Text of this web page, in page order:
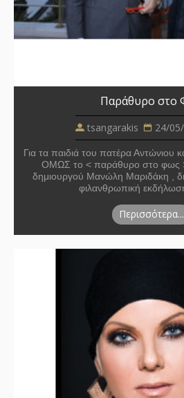
Παράθυρο στο
tsangarakis 24/
Για τα παιδιά του πατέρα Αντώνιου
ΟΜΩΣ το < παράθυρο στο φως >
δημιουργού Μανώλη Μαριδάκη ,
φιλανθρωπική
Περισσότερα...